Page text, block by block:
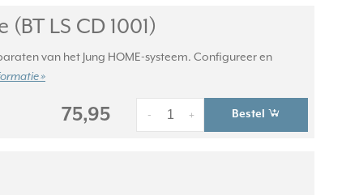
LS CD 1001)
van het Jung HOME-systeem. Configureer en
»
75,95 +
- Bestel